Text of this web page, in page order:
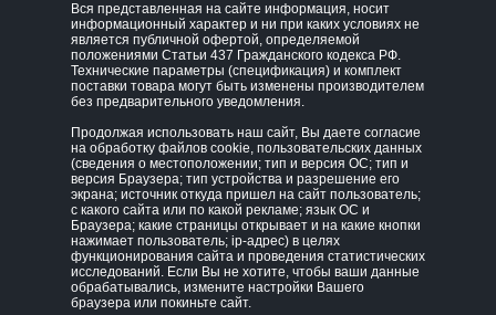
Вся представленная на сайте информация, носит
информационный характер и ни при каких условиях не
является публичной офертой, определяемой
положениями Статьи 437 Гражданского кодекса РФ.
Технические параметры (спецификация) и комплект
поставки товара могут быть изменены производителем
без предварительного уведомления.
Продолжая использовать наш сайт, Вы даете согласие
на обработку файлов cookie, пользовательских данных
(сведения о местоположении; тип и версия ОС; тип и
версия Браузера; тип устройства и разрешение его
экрана; источник откуда пришел на сайт пользователь;
с какого сайта или по какой рекламе; язык ОС и
Браузера; какие страницы открывает и на какие кнопки
нажимает пользователь; ip-адрес) в целях
функционирования сайта и проведения статистических
исследований. Если Вы не хотите, чтобы ваши данные
обрабатывались, измените настройки Вашего
браузера или покиньте сайт.